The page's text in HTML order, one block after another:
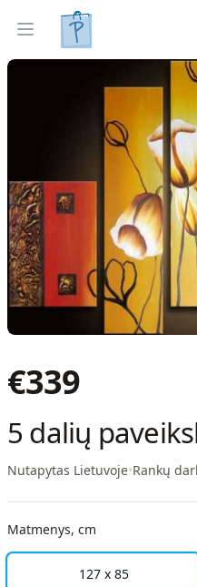
Open menu
Tapyti paveikslai
€339
5 dalių
Nutapytas Lietuvoje•Rankų
Matmenys, cm
127 x 85